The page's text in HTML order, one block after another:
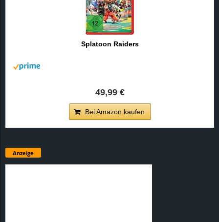
Splatoon Raiders
49,99 €
Bei Amazon kaufen
Anzeige